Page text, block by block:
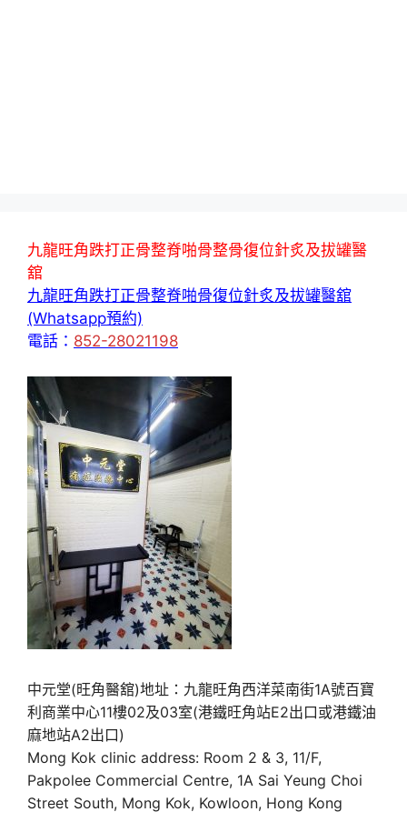
九龍旺角跌打正骨整脊啪骨整骨復位針炙及拔罐醫
舘
九龍旺角跌打正骨整脊啪骨復位針炙及拔罐醫舘
(Whatsapp預約)
電話： 852-28021198
中元堂(旺角醫舘)地址：九龍旺角西洋菜南街1A號百寶
利商業中心11樓02及03室(港鐵旺角站E2出口或港鐵油
麻地站A2出口)
Mong Kok clinic address: Room 2 & 3, 11/F,
Pakpolee Commercial Centre, 1A Sai Yeung Choi
Street South, Mong Kok, Kowloon, Hong Kong